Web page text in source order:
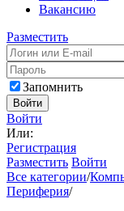
Вакансию
Разместить
Запомнить
Войти
Войти
Или:
Регистрация
Разместить Войти
Все категории/
Периферия/